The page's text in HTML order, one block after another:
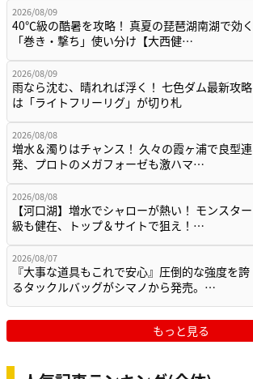
2026/08/09
40℃級の酷暑を攻略！ 真夏の琵琶湖南湖で効く
「巻き・撃ち」使い分け【大西健…
2026/08/09
雨なら沈む、晴れれば浮く！ 七色ダム最新攻略
は「ライトフリーリグ」が切り札
2026/08/08
増水＆濁りはチャンス！ 久々の霞ヶ浦で良型連
発、プロトのメガフォーゼも激ハマ…
2026/08/08
【河口湖】増水でシャローが熱い！ モンスター
級も健在、トップ＆サイトで狙え！…
2026/08/07
『大事な道具もこれで安心』圧倒的な強度を誇
るタックルバッグがシマノから発売。…
もっと見る